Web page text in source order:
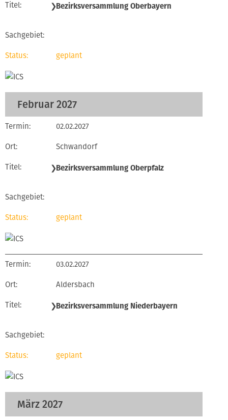
❯Bezirksversammlung Oberbayern
geplant
Februar 2027
02.02.2027
Schwandorf
❯Bezirksversammlung Oberpfalz
geplant
03.02.2027
Aldersbach
❯Bezirksversammlung Niederbayern
geplant
März 2027